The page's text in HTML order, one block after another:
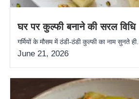
घर पर कुल्फी बनाने की सरल विधि
गर्मियों के मौसम में ठंडी-ठंडी कुल्फी का नाम सुनते ही...
June 21, 2026